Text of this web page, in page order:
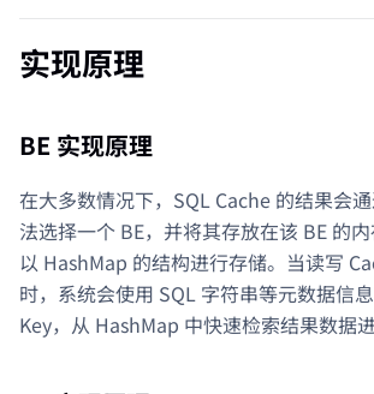
实现原理
BE 实现原理
在大多数情况下，SQL Cache 的结果会
法选择一个 BE，并将其存放在该 BE 的
以 HashMap 的结构进行存储。当读写
时，系统会使用 SQL 字符串等元数据信
Key，从 HashMap 中快速检索结果数据进